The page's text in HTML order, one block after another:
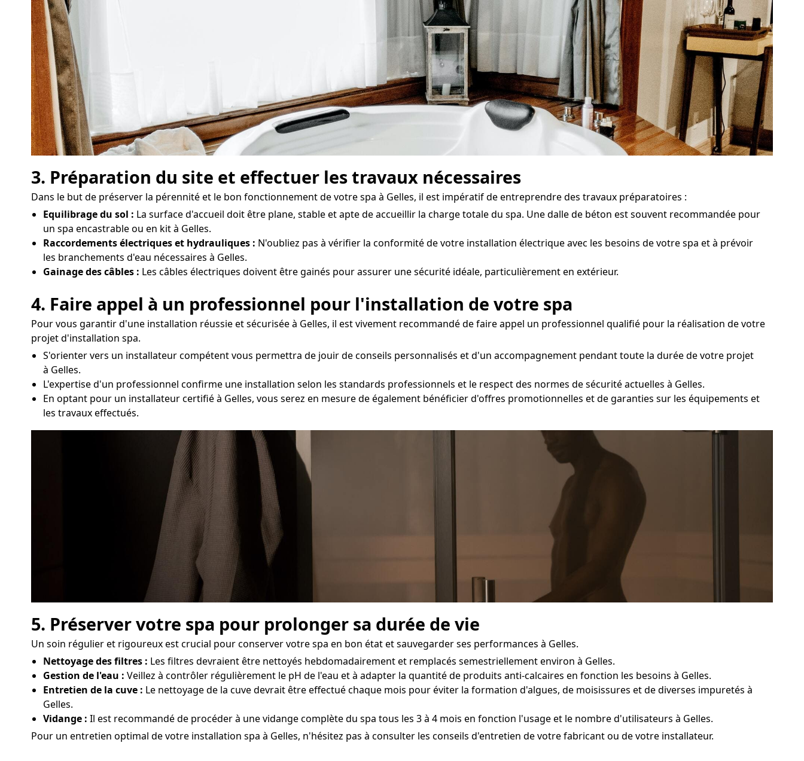
3. Préparation du site et effectuer les travaux nécessaires
Dans le but de préserver la pérennité et le bon fonctionnement de votre spa à Gelles, il est impératif de entreprendre des travaux préparatoires :
Equilibrage du sol : La surface d'accueil doit être plane, stable et apte de accueillir la charge totale du spa. Une dalle de béton est souvent recommandée pour
un spa encastrable ou en kit à Gelles.
Raccordements électriques et hydrauliques : N'oubliez pas à vérifier la conformité de votre installation électrique avec les besoins de votre spa et à prévoir
les branchements d'eau nécessaires à Gelles.
Gainage des câbles : Les câbles électriques doivent être gainés pour assurer une sécurité idéale, particulièrement en extérieur.
4. Faire appel à un professionnel pour l'installation de votre spa
Pour vous garantir d'une installation réussie et sécurisée à Gelles, il est vivement recommandé de faire appel un professionnel qualifié pour la réalisation de votre
projet d'installation spa.
S'orienter vers un installateur compétent vous permettra de jouir de conseils personnalisés et d'un accompagnement pendant toute la durée de votre projet
à Gelles.
L'expertise d'un professionnel confirme une installation selon les standards professionnels et le respect des normes de sécurité actuelles à Gelles.
En optant pour un installateur certifié à Gelles, vous serez en mesure de également bénéficier d'offres promotionnelles et de garanties sur les équipements et
les travaux effectués.
5. Préserver votre spa pour prolonger sa durée de vie
Un soin régulier et rigoureux est crucial pour conserver votre spa en bon état et sauvegarder ses performances à Gelles.
Nettoyage des filtres : Les filtres devraient être nettoyés hebdomadairement et remplacés semestriellement environ à Gelles.
Gestion de l'eau : Veillez à contrôler régulièrement le pH de l'eau et à adapter la quantité de produits anti-calcaires en fonction les besoins à Gelles.
Entretien de la cuve : Le nettoyage de la cuve devrait être effectué chaque mois pour éviter la formation d'algues, de moisissures et de diverses impuretés à
Gelles.
Vidange : Il est recommandé de procéder à une vidange complète du spa tous les 3 à 4 mois en fonction l'usage et le nombre d'utilisateurs à Gelles.
Pour un entretien optimal de votre installation spa à Gelles, n'hésitez pas à consulter les conseils d'entretien de votre fabricant ou de votre installateur.